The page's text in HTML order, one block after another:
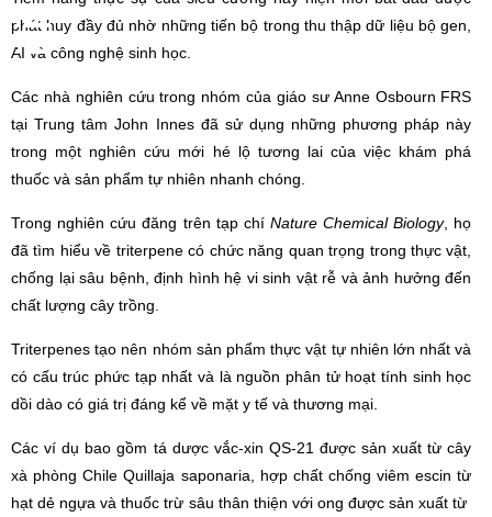
phát huy đầy đủ nhờ những tiến bộ trong thu thập dữ liệu bộ gen,
AI và công nghệ sinh học.
Các nhà nghiên cứu trong nhóm của giáo sư Anne Osbourn FRS
tại Trung tâm John Innes đã sử dụng những phương pháp này
trong một nghiên cứu mới hé lộ tương lai của việc khám phá
thuốc và sản phẩm tự nhiên nhanh chóng.
Trong nghiên cứu đăng trên tạp chíNature Chemical Biology, họ
đã tìm hiểu về triterpene có chức năng quan trọng trong thực vật,
chống lại sâu bệnh, định hình hệ vi sinh vật rễ và ảnh hưởng đến
chất lượng cây trồng.
Triterpenes tạo nên nhóm sản phẩm thực vật tự nhiên lớn nhất và
có cấu trúc phức tạp nhất và là nguồn phân tử hoạt tính sinh học
dồi dào có giá trị đáng kể về mặt y tế và thương mại.
Các ví dụ bao gồm tá dược vắc-xin QS-21 được sản xuất từ ​​cây
xà phòng Chile Quillaja saponaria, hợp chất chống viêm escin từ
hạt dẻ ngựa và thuốc trừ sâu thân thiện với ong được sản xuất từ ​​